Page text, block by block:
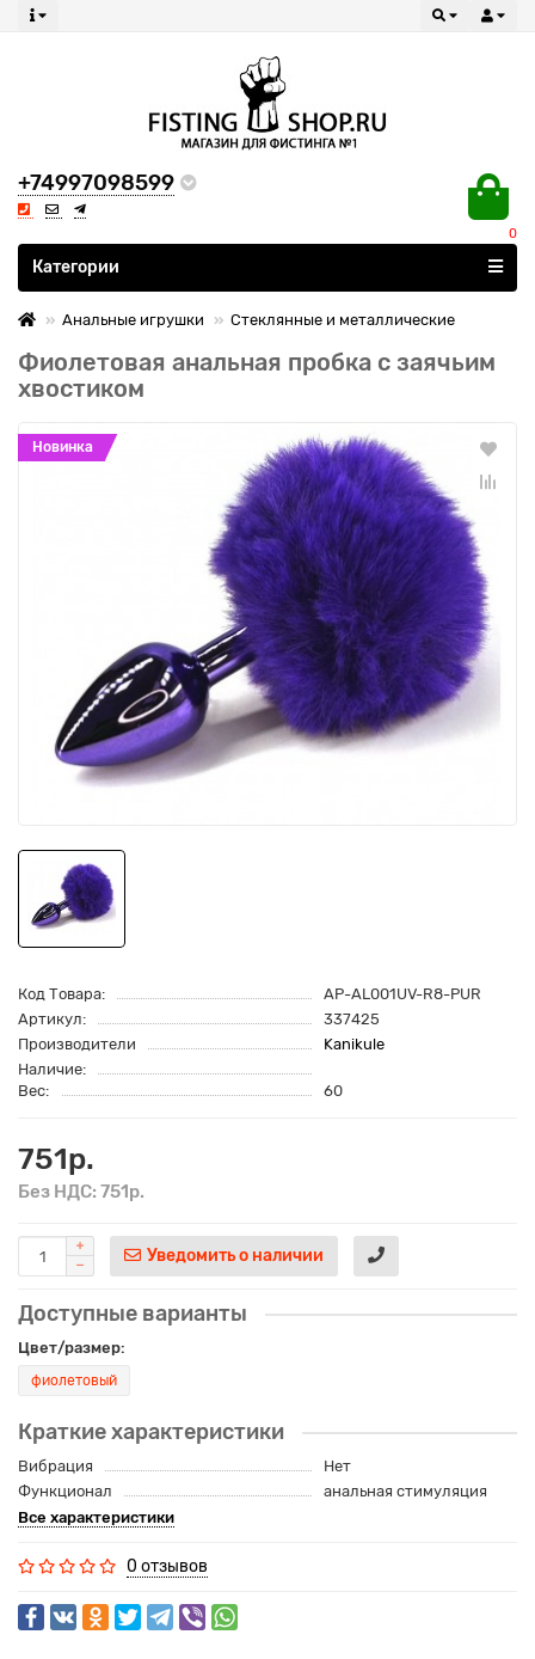
+74997098599
0
Все категории
Категории
Анальные игрушки Стеклянные и металлические
Фиолетовая анальная пробка с заячьим
хвостиком
Новинка
Код Товара:
AP-AL001UV-R8-PUR
Артикул:
337425
Производители
Kanikule
Наличие:
Вес:
60
751р.
Без НДС: 751р.
Уведомить о наличии
Доступные варианты
Цвет/размер:
фиолетовый
Краткие характеристики
Вибрация
Нет
Функционал
анальная стимуляция
Все характеристики
0 отзывов